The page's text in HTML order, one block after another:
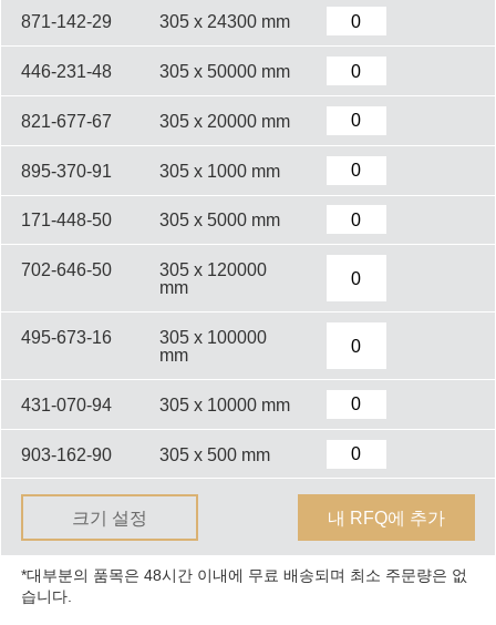
871-142-29 305 x 24300 mm
446-231-48 305 x 50000 mm
821-677-67 305 x 20000 mm
895-370-91 305 x 1000 mm
171-448-50 305 x 5000 mm
702-646-50
305 x 120000
mm
495-673-16
305 x 100000
mm
431-070-94 305 x 10000 mm
903-162-90 305 x 500 mm
크기 설정 내 RFQ에 추가
*대부분의 품목은 48시간 이내에 무료 배송되며 최소 주문량은 없
습니다.